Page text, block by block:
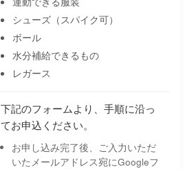
シューズ（スパイク可）
ボール
水分補給できるもの
レガース
下記のフォームより、手順に沿っ
てお申込ください。
お申し込み完了後、ご入力いただ
いたメールアドレス宛にGoogleフ